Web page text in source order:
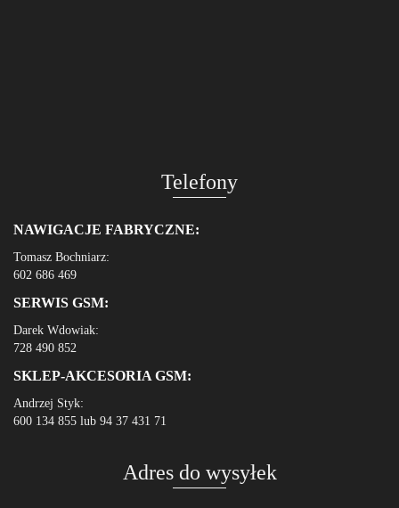
Telefony
NAWIGACJE FABRYCZNE:
Tomasz Bochniarz:
602 686 469
SERWIS GSM:
Darek Wdowiak:
728 490 852
SKLEP-AKCESORIA GSM:
Andrzej Styk:
600 134 855 lub 94 37 431 71
Adres do wysyłek